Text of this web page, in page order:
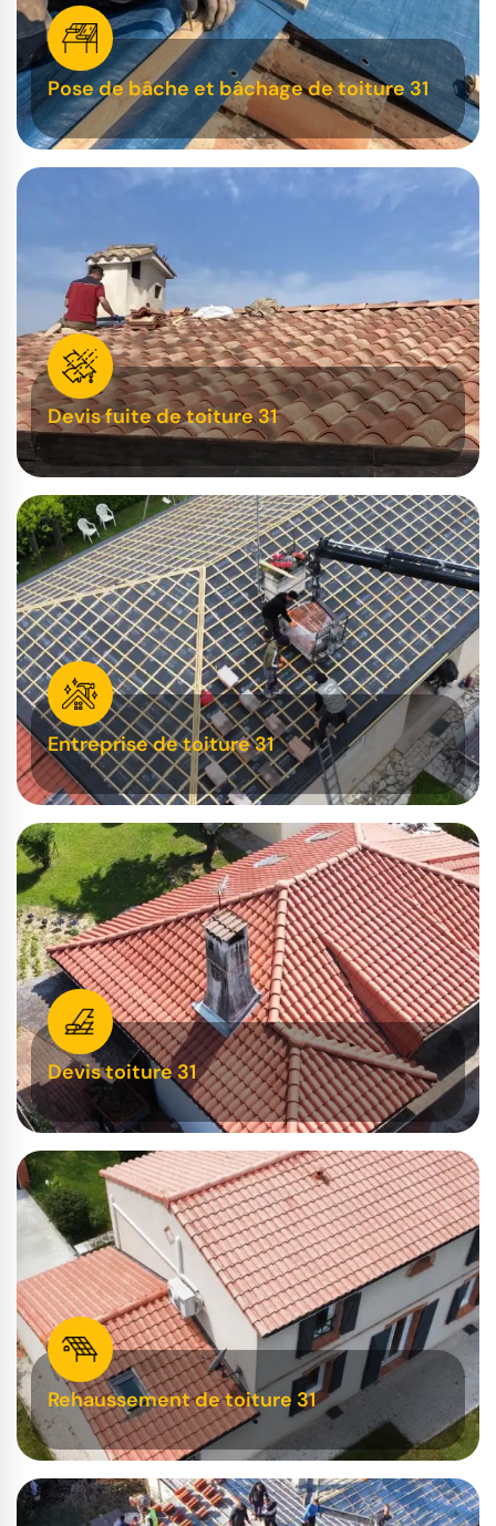
Pose de bâche et bâchage de toiture 31
Devis fuite de toiture 31
Entreprise de toiture 31
Devis toiture 31
Rehaussement de toiture 31